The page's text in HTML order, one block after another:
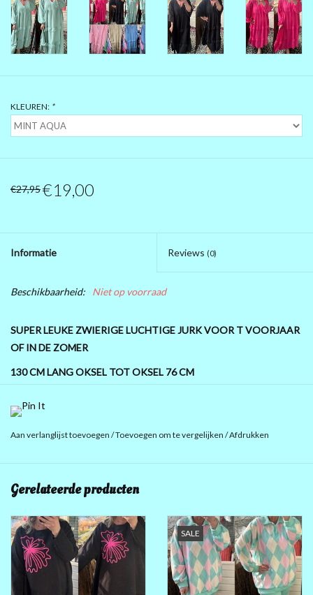
SUMMERSALE / OUTLET
FEESTCOLLECTIE
GLAMOUR GLITTER BLING
PRÉ .....BLACK FRIDAY 2025
KLEUREN: *
€27,95€19,00
Informatie Reviews (0)
Beschikbaarheid: Niet op voorraad
SUPER LEUKE ZWIERIGE LUCHTIGE JURK VOOR T VOORJAAR
OF IN DE ZOMER
130 CM LANG OKSEL TOT OKSEL 76 CM
HEUP 120 CM
95% polyester 5% elastan maar ademend geen zweetstof
Aan verlanglijst toevoegen /Toevoegen om te vergelijken /Afdrukken
Gerelateerde producten
SALE